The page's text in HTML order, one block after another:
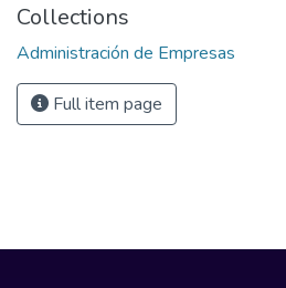
Collections
Administración de Empresas
Full item page